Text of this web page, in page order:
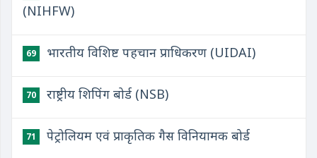
(NIHFW)
69 भारतीय विशिष्ट पहचान प्राधिकरण (UIDAI)
70 राष्ट्रीय शिपिंग बोर्ड (NSB)
71 पेट्रोलियम एवं प्राकृतिक गैस विनियामक बोर्ड